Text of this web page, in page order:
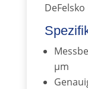
DeFelsko
μm